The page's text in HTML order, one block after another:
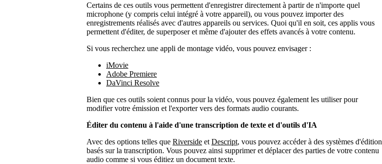
Certains de ces outils vous permettent d'enregistrer directement à partir de n'importe quel
microphone (y compris celui intégré à votre appareil), ou vous pouvez importer des
enregistrements réalisés avec d'autres appareils ou services. Quoi qu'il en soit, ces applis vous
permettent d'éditer, de superposer et même d'ajouter des effets avancés à votre contenu.
Si vous recherchez une appli de montage vidéo, vous pouvez envisager :
iMovie
Adobe Premiere
DaVinci Resolve
Bien que ces outils soient connus pour la vidéo, vous pouvez également les utiliser pour
modifier votre émission et l'exporter vers des formats audio courants.
Éditer du contenu à l'aide d'une transcription de texte et d'outils d'IA
Avec des options telles que Riverside et Descript, vous pouvez accéder à des systèmes d'édition
basés sur la transcription. Vous pouvez ainsi supprimer et déplacer des parties de votre contenu
audio comme si vous éditiez un document texte.